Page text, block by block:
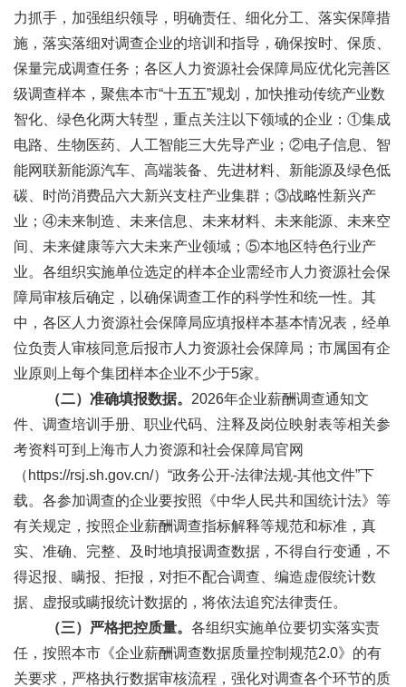
力抓手，加强组织领导，明确责任、细化分工、落实保障措
施，落实落细对调查企业的培训和指导，确保按时、保质、
保量完成调查任务；各区人力资源社会保障局应优化完善区
级调查样本，聚焦本市“十五五”规划，加快推动传统产业数
智化、绿色化两大转型，重点关注以下领域的企业：①集成
电路、生物医药、人工智能三大先导产业；②电子信息、智
能网联新能源汽车、高端装备、先进材料、新能源及绿色低
碳、时尚消费品六大新兴支柱产业集群；③战略性新兴产
业；④未来制造、未来信息、未来材料、未来能源、未来空
间、未来健康等六大未来产业领域；⑤本地区特色行业产
业。各组织实施单位选定的样本企业需经市人力资源社会保
障局审核后确定，以确保调查工作的科学性和统一性。其
中，各区人力资源社会保障局应填报样本基本情况表，经单
位负责人审核同意后报市人力资源社会保障局；市属国有企
业原则上每个集团样本企业不少于5家。
（二）准确填报数据。 2026年企业薪酬调查通知文
件、调查培训手册、职业代码、注释及岗位映射表等相关参
考资料可到上海市人力资源和社会保障局官网
（https://rsj.sh.gov.cn/）“政务公开-法律法规-其他文件”下
载。各参加调查的企业要按照《中华人民共和国统计法》等
有关规定，按照企业薪酬调查指标解释等规范和标准，真
实、准确、完整、及时地填报调查数据，不得自行变通，不
得迟报、瞒报、拒报，对拒不配合调查、编造虚假统计数
据、虚报或瞒报统计数据的，将依法追究法律责任。
（三）严格把控质量。 各组织实施单位要切实落实责
任，按照本市《企业薪酬调查数据质量控制规范2.0》的有
关要求，严格执行数据审核流程，强化对调查各个环节的质